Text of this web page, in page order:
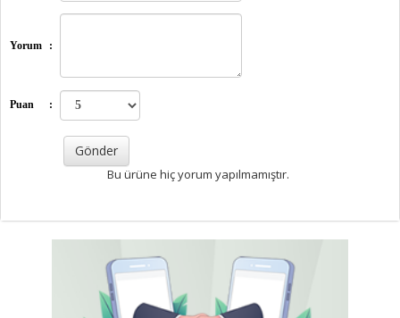
Yorum :
Puan :
Bu ürüne hiç yorum yapılmamıştır.